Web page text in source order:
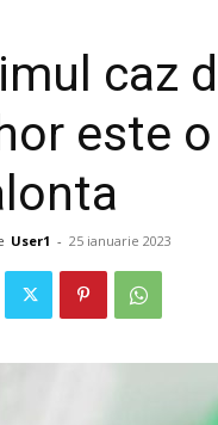
caz
este
User1 - 25 ianuarie 2023